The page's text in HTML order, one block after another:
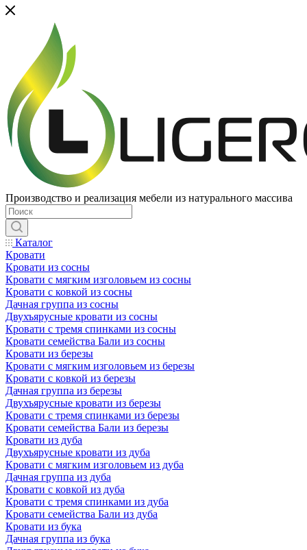
Производство и реализация мебели из натурального массива
Каталог
Кровати
Кровати из сосны
Кровати с мягким изголовьем из сосны
Кровати с ковкой из сосны
Дачная группа из сосны
Двухъярусные кровати из сосны
Кровати с тремя спинками из сосны
Кровати семейства Бали из сосны
Кровати из березы
Кровати с мягким изголовьем из березы
Кровати с ковкой из березы
Дачная группа из березы
Двухъярусные кровати из березы
Кровати с тремя спинками из березы
Кровати семейства Бали из березы
Кровати из дуба
Двухъярусные кровати из дуба
Кровати с мягким изголовьем из дуба
Дачная группа из дуба
Кровати с ковкой из дуба
Кровати с тремя спинками из дуба
Кровати семейства Бали из дуба
Кровати из бука
Дачная группа из бука